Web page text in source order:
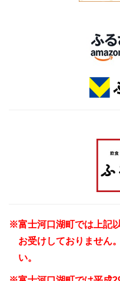
※富士河口湖町では上記
お受けしておりません
い。